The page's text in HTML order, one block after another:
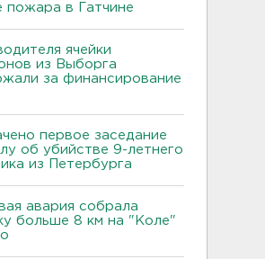
пожара в Гатчине
ячейки
из Выборга
за финансирование
первое заседание
об убийстве 9-летнего
из Петербурга
авария собрала
больше 8 км на "Коле"